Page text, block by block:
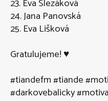
23. Eva Slezáková
24. Jana Panovská
25. Eva Lišková
Gratulujeme! ♥️
#tiandefm#tiande
#darkovebalicky